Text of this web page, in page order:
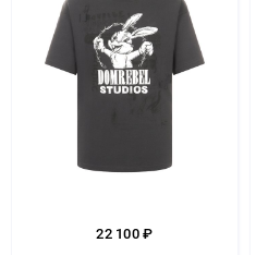
22 100 ₽